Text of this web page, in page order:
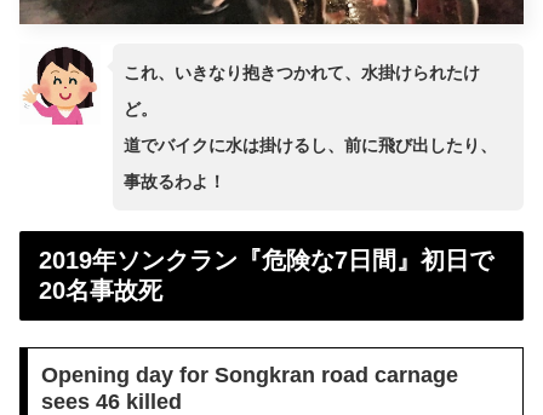
これ、いきなり抱きつかれて、水掛けられたけ
ど。
道でバイクに水は掛けるし、前に飛び出したり、
事故るわよ！
2019年ソンクラン『危険な7日間』初日で
20名事故死
Opening day for Songkran road carnage
sees 46 killed